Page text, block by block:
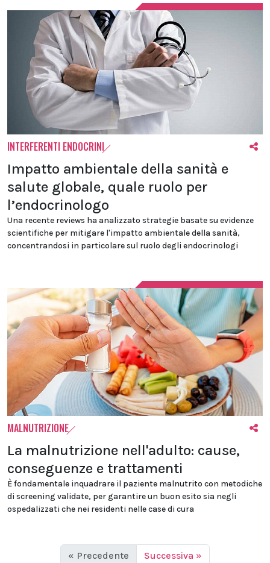
INTERFERENTI ENDOCRINI
Impatto ambientale della sanità e
salute globale, quale ruolo per
l’endocrinologo
Una recente reviews ha analizzato strategie basate su evidenze
scientifiche per mitigare l'impatto ambientale della sanità,
concentrandosi in particolare sul ruolo degli endocrinologi
MALNUTRIZIONE
La malnutrizione nell'adulto: cause,
conseguenze e trattamenti
È fondamentale inquadrare il paziente malnutrito con metodiche
di screening validate, per garantire un buon esito sia negli
ospedalizzati che nei residenti nelle case di cura
« Precedente Successiva »